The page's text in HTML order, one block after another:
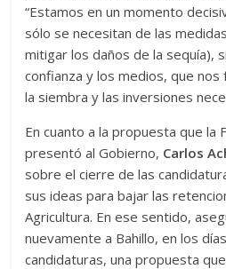
“Estamos en un momento
sólo se necesitan de las
mitigar los daños de la sequía),
confianza y los medios, que nos
la siembra y las inversiones
En cuanto a la propuesta que la
presentó al Gobierno, Carlos
sobre el cierre de las
sus ideas para bajar las
Agricultura. En ese sentido,
nuevamente a Bahillo, en los
candidaturas, una propuesta